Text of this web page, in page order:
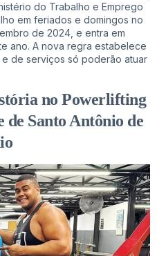
do Trabalho e Emprego
em feriados e domingos no
de 2024, e entra em
ano. A nova regra estabelece
de serviços só poderão atuar
no Powerlifting
de Santo Antônio de